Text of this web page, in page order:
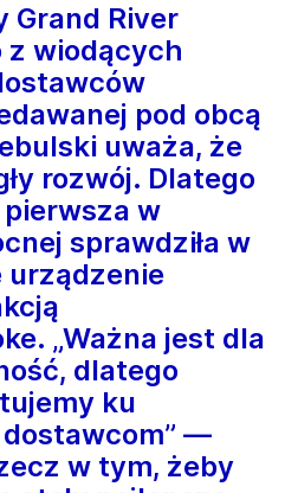
Grand River
z wiodących
pod obcą
uważa, że
rozwój. Dlatego
w
sprawdziła w
urządzenie
„Ważna jest dla
dlatego
ku
—
w tym, żeby